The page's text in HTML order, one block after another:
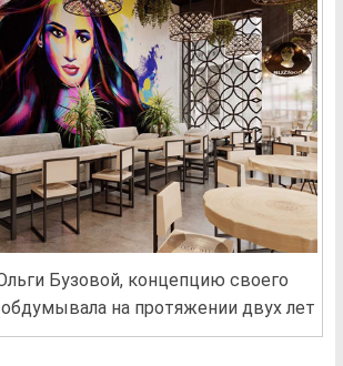
Бузовой, концепцию своего
на протяжении двух лет